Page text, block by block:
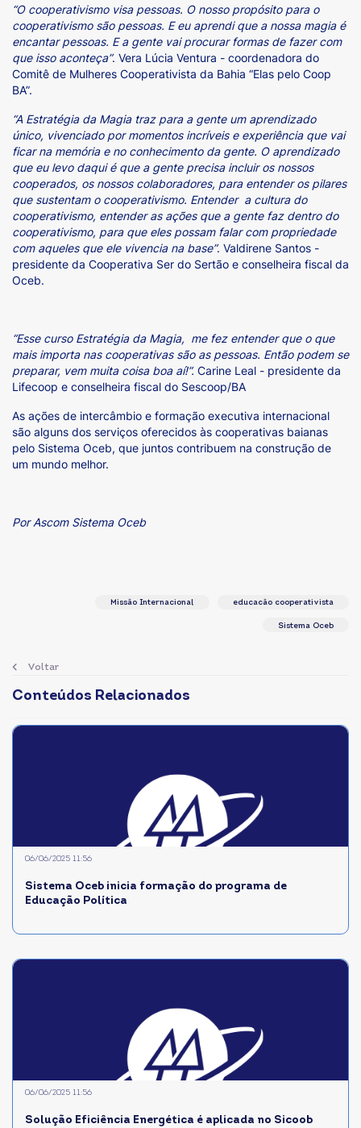
“O cooperativismo visa pessoas. O nosso propósito para o
cooperativismo são pessoas. E eu aprendi que a nossa magia é
encantar pessoas. E a gente vai procurar formas de fazer com
que isso aconteça”. Vera Lúcia Ventura - coordenadora do
Comitê de Mulheres Cooperativista da Bahia “Elas pelo Coop
BA”.
“A Estratégia da Magia traz para a gente um aprendizado
único, vivenciado por momentos incríveis e experiência que vai
ficar na memória e no conhecimento da gente. O aprendizado
que eu levo daqui é que a gente precisa incluir os nossos
cooperados, os nossos colaboradores, para entender os pilares
que sustentam o cooperativismo. Entender a cultura do
cooperativismo, entender as ações que a gente faz dentro do
cooperativismo, para que eles possam falar com propriedade
com aqueles que ele vivencia na base”. Valdirene Santos -
presidente da Cooperativa Ser do Sertão e conselheira fiscal da
Oceb.
“Esse curso Estratégia da Magia, me fez entender que o que
mais importa nas cooperativas são as pessoas. Então podem se
preparar, vem muita coisa boa aí!”. Carine Leal - presidente da
Lifecoop e conselheira fiscal do Sescoop/BA
As ações de intercâmbio e formação executiva internacional
são alguns dos serviços oferecidos às cooperativas baianas
pelo Sistema Oceb, que juntos contribuem na construção de
um mundo melhor.
Por Ascom Sistema Oceb
Voltar
Missão Internacional educacão cooperativista
Sistema Oceb
Conteúdos Relacionados
Sistema Oceb inicia formação do programa de
Educação Política
06/06/2025 11:56
Solução Eficiência Energética é aplicada no Sicoob
06/06/2025 11:56